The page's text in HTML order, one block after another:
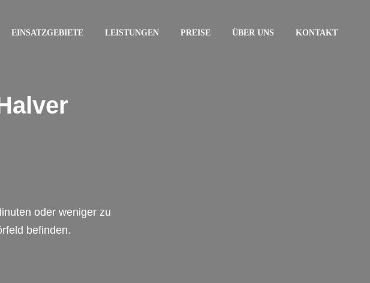
EINSATZGEBIETE LEISTUNGEN PREISE ÜBER UNS KONTAKT
oder weniger zu
befinden.